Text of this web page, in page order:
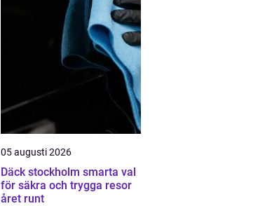
05 augusti 2026
Däck stockholm smarta val
för säkra och trygga resor
året runt